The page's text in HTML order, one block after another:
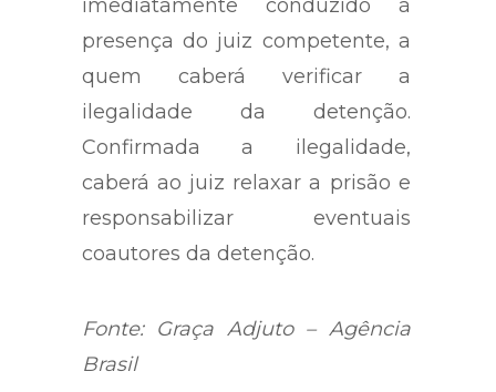
imediatamente conduzido à
presença do juiz competente, a
quem caberá verificar a
ilegalidade da detenção.
Confirmada a ilegalidade,
caberá ao juiz relaxar a prisão e
responsabilizar eventuais
coautores da detenção.
Fonte: Graça Adjuto – Agência
Brasil